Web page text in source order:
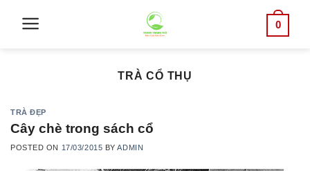
0
TRÀ CỔ THỤ
TRÀ ĐẸP
Cây chè trong sách cổ
POSTED ON 17/03/2015 BYADMIN